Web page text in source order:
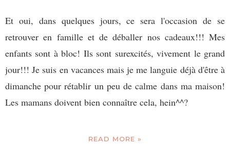
Et oui, dans quelques jours, ce sera l'occasion de se
retrouver en famille et de déballer nos cadeaux!!! Mes
enfants sont à bloc! Ils sont surexcités, vivement le grand
jour!!! Je suis en vacances mais je me languie déjà d'être à
dimanche pour rétablir un peu de calme dans ma maison!
Les mamans doivent bien connaître cela, hein^^?
READ MORE »